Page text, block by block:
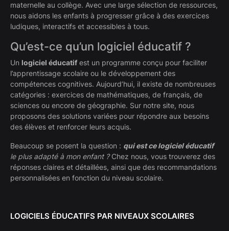
maternelle au collège. Avec une large sélection de ressources,
nous aidons les enfants à progresser grâce à des exercices
ludiques, interactifs et accessibles à tous.
Qu’est-ce qu’un logiciel éducatif ?
Un logiciel éducatif est un programme conçu pour faciliter
l’apprentissage scolaire ou le développement des
compétences cognitives. Aujourd’hui, il existe de nombreuses
catégories : exercices de mathématiques, de français, de
sciences ou encore de géographie. Sur notre site, nous
proposons des solutions variées pour répondre aux besoins
des élèves et renforcer leurs acquis.
Beaucoup se posent la question : qui est ce logiciel éducatif
le plus adapté à mon enfant ?Chez nous, vous trouverez des
réponses claires et détaillées, ainsi que des recommandations
personnalisées en fonction du niveau scolaire.
LOGICIELS ÉDUCATIFS PAR NIVEAUX SCOLAIRES